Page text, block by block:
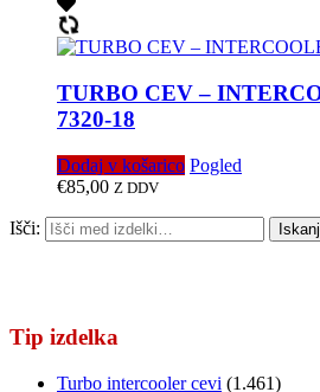
TURBO CEV –
7320-18
Dodaj v košarico Pogled
€85,00 Z DDV
Išči:
Tip izdelka
Turbo intercooler cevi (1.461)